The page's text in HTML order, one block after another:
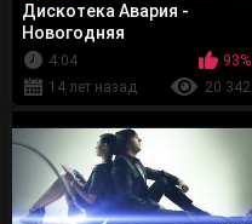
Дискотека Авария -
Новогодняя
4:04
93%
14 лет назад
20 342